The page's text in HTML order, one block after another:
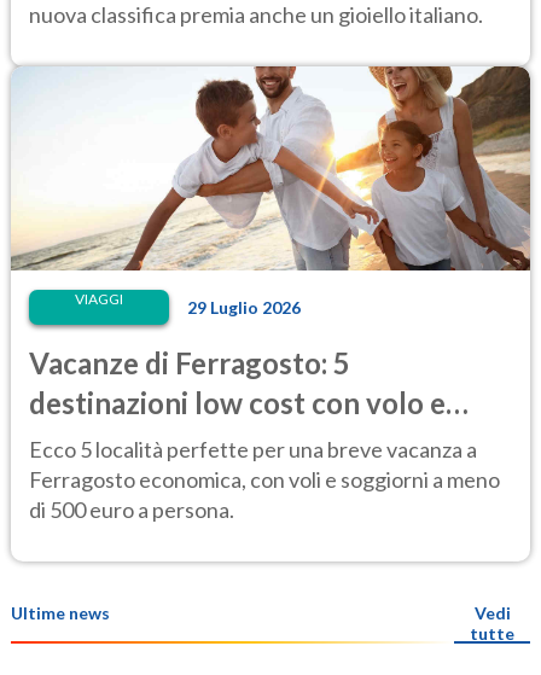
nuova classifica premia anche un gioiello italiano.
VIAGGI 29 Luglio 2026
Vacanze di Ferragosto: 5
destinazioni low cost con volo e
hotel sotto i 500 euro
Ecco 5 località perfette per una breve vacanza a
Ferragosto economica, con voli e soggiorni a meno
di 500 euro a persona.
Ultime news
Vedi
tutte